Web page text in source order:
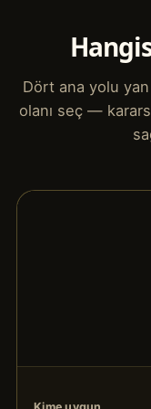
Dört ana yolu
olanı seç —